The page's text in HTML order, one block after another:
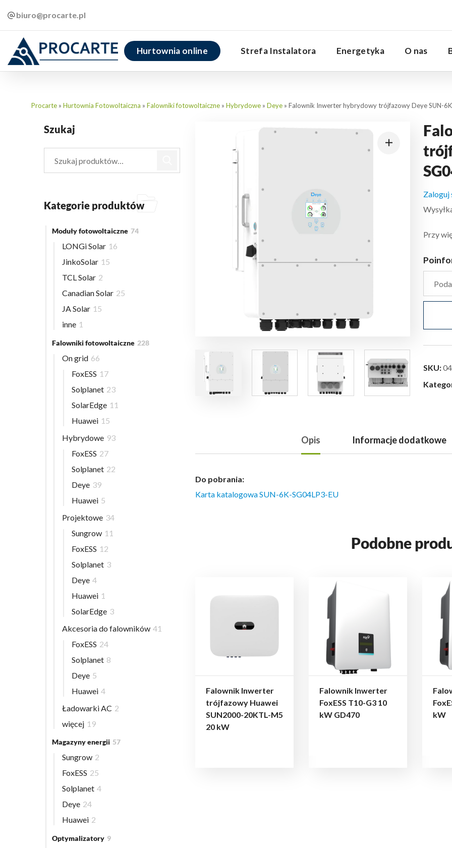
biuro@procarte.pl
Hurtownia online Strefa Instalatora Energetyka O nas
Procarte » Hurtownia Fotowoltaiczna » Falowniki fotowoltaiczne » Hybrydowe » Deye » Falownik Inwerter hybrydowy trójfazowy Deye SUN-
Zaloguj
Przy
SKU:
Opis Informacje dodatkowe
Do pobrania:
Karta katalogowa SUN-6K-SG04LP3-EU
Podobne
Falownik Inwerter
trójfazowy Huawei
SUN2000-20KTL-M5
20 kW
Falownik Inwerter
FoxESS T10-G3 10
kW GD470
kW
Szukaj
Kategorie produktów
Moduły fotowoltaiczne 74
LONGi Solar 16
JinkoSolar 15
TCL Solar 2
Canadian Solar 25
JA Solar 15
inne 1
Falowniki fotowoltaiczne 228
On grid 66
FoxESS 17
Solplanet 23
SolarEdge 11
Huawei 15
Hybrydowe 93
FoxESS 27
Solplanet 22
Deye 39
Huawei 5
Projektowe 34
Sungrow 11
FoxESS 12
Solplanet 3
Deye 4
Huawei 1
SolarEdge 3
Akcesoria do falowników 41
FoxESS 24
Solplanet 8
Deye 5
Huawei 4
Ładowarki AC 2
więcej 19
Magazyny energii 57
Sungrow 2
FoxESS 25
Solplanet 4
Deye 24
Huawei 2
Optymalizatory 9